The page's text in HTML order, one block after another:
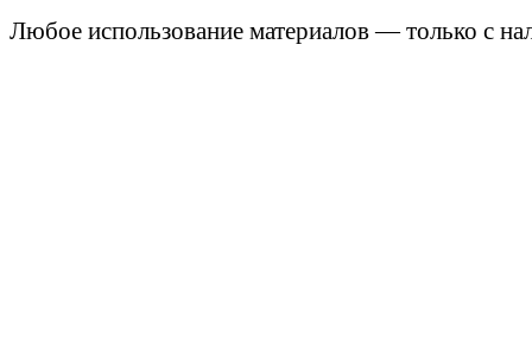
Любое использование материалов — только с